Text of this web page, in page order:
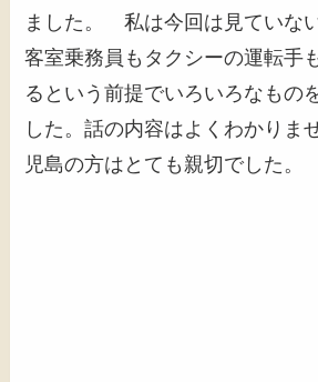
ました。 私は今回は見ていな
客室乗務員もタクシーの運転手
るという前提でいろいろなもの
した。話の内容はよくわかりま
児島の方はとても親切でした。